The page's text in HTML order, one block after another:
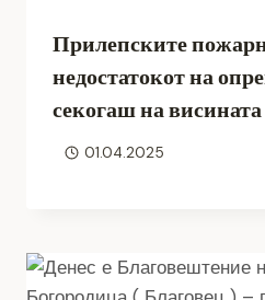
Прилепските
недостатокот на
секогаш на висината
01.04.2025